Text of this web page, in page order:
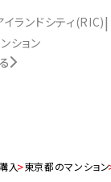
ランドシティ(RIC)
ション
入 東京都のマンション